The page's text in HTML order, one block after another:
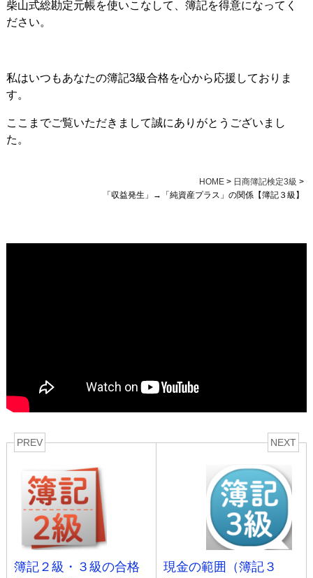
柴山式総勘定元帳を使いこなして、簿記を得意になってく
ださい。
私はいつもあなたの簿記3級合格を心から応援しておりま
す。
ここまでご覧いただきまして誠にありがとうございまし
た。
HOME> 日商簿記検定3級 >
「収益発生」→「純資産プラス」の関係【簿記３級】
PREV
簿記２級・３級の合格
NEXT
現金の範囲（簿記３